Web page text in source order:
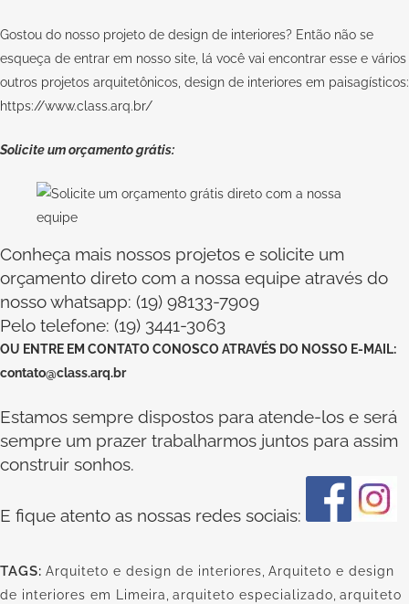
Gostou do nosso projeto de design de interiores? Então não se
esqueça de entrar em nosso site, lá você vai encontrar esse e vários
outros projetos arquitetônicos, design de interiores em paisagísticos:
https://www.class.arq.br/
Solicite um orçamento grátis:
Conheça mais nossos projetos e solicite um
orçamento direto com a nossa equipe através do
nosso whatsapp: (19) 98133-7909
Pelo telefone: (19) 3441-3063
OU ENTRE EM CONTATO CONOSCOATRAVÉS DO NOSSO E-MAIL:
contato@class.arq.br
Estamos sempre dispostos para atende-los e será
sempre um prazer trabalharmos juntos para assim
construir sonhos.
E fique atento as nossas redes sociais:
TAGS: Arquiteto e design de interiores Arquiteto e design
de interiores em Limeira arquiteto especializado arquiteto